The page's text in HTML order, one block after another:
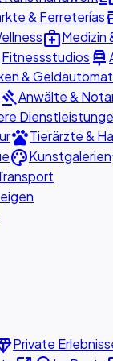
& Ferreterías
medical_servicesMedizin
Fitnessstudios car_repair
&
gavelAnwälte &
petsTierärzte &
paletteKunstgalerien
Private